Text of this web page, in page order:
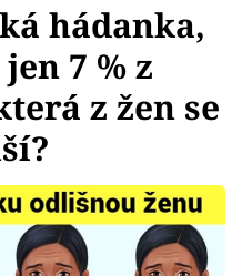
hádanka,
7 % z
z žen se